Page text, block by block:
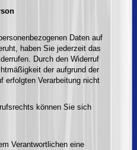
Daten auf
haben Sie jederzeit das
Durch den Widerruf
der aufgrund der
erfolgten Verarbeitung nicht
können Sie sich
Verantwortlichen eine